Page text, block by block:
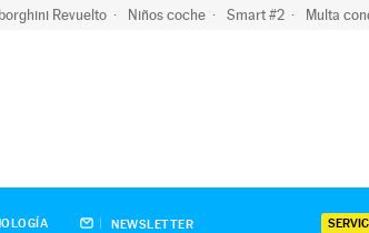
Revuelto Niños coche Smart #2 Multa
NEWSLETTER